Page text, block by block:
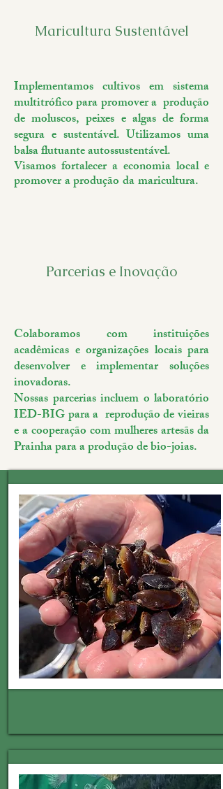
Maricultura Sustentável
Implementamos cultivos em sistema
multitrófico para promover a produção
de moluscos, peixes e algas de forma
segura e sustentável. Utilizamos uma
balsa flutuante autossustentável.
Visamos fortalecer a economia local e
promover a produção da maricultura.
Parcerias e Inovação
Colaboramos com instituições
acadêmicas e organizações locais para
desenvolver e implementar soluções
inovadoras.
Nossas parcerias incluem o laboratório
IED-BIG para a reprodução de vieiras
e a cooperação com mulheres artesãs da
Prainha para a produção de bio-joias.